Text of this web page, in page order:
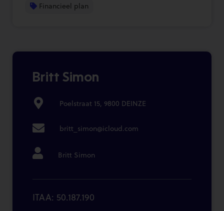
Financieel plan
Britt Simon
Poelstraat 15, 9800 DEINZE
britt_simon@icloud.com
Britt Simon
ITAA: 50.187.190